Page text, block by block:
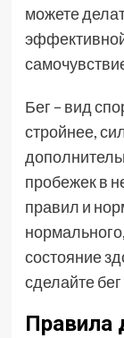
можете
Бег – вид
стройнее,
пробежек в
правил и
состояние
сделайте
Правила